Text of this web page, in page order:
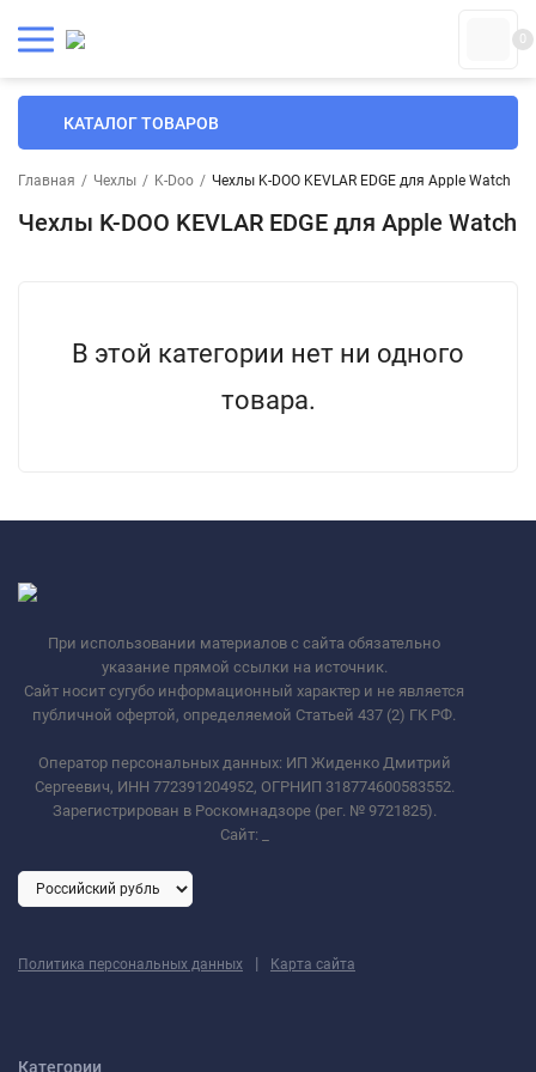
0
КАТАЛОГ ТОВАРОВ
Главная / Чехлы / K-Doo / Чехлы K-DOO KEVLAR EDGE для Apple Watch
Чехлы K-DOO KEVLAR EDGE для Apple Watch
В этой категории нет ни одного
товара.
При использовании материалов с сайта обязательно
указание прямой ссылки на источник.
Сайт носит сугубо информационный характер и не является
публичной офертой, определяемой Статьей 437 (2) ГК РФ.
Оператор персональных данных: ИП Жиденко Дмитрий
Сергеевич, ИНН 772391204952, ОГРНИП 318774600583552.
Зарегистрирован в Роскомнадзоре (рег. № 9721825).
Сайт:
Политика персональных данных | Карта сайта
Категории